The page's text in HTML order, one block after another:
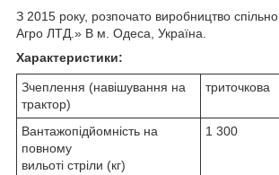
З 2015 року, розпочато виробництво
Агро ЛТД.» В м. Одеса, Україна.
Характеристики:
Зчеплення (навішування на
трактор)
триточкова
Вантажопідйомність на
повному
вильоті стріли (кг)
1 300